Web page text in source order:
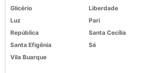
Glicério
Liberdade
Luz
Pari
República
Santa Cecília
Santa Efigênia
Sé
Vila Buarque